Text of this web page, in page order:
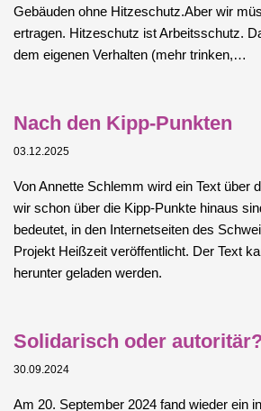
Gebäuden ohne Hitzeschutz.Aber wir
ertragen. Hitzeschutz ist Arbeitsschutz.
dem eigenen Verhalten (mehr trinken,…
Nach den Kipp-Punkten
03.12.2025
Von Annette Schlemm wird ein Text über
wir schon über die Kipp-Punkte hinaus
bedeutet, in den Internetseiten des
Projekt Heißzeit veröffentlicht. Der Text
herunter geladen werden.
Solidarisch oder autoritär?
30.09.2024
Am 20. September 2024 fand wieder ein